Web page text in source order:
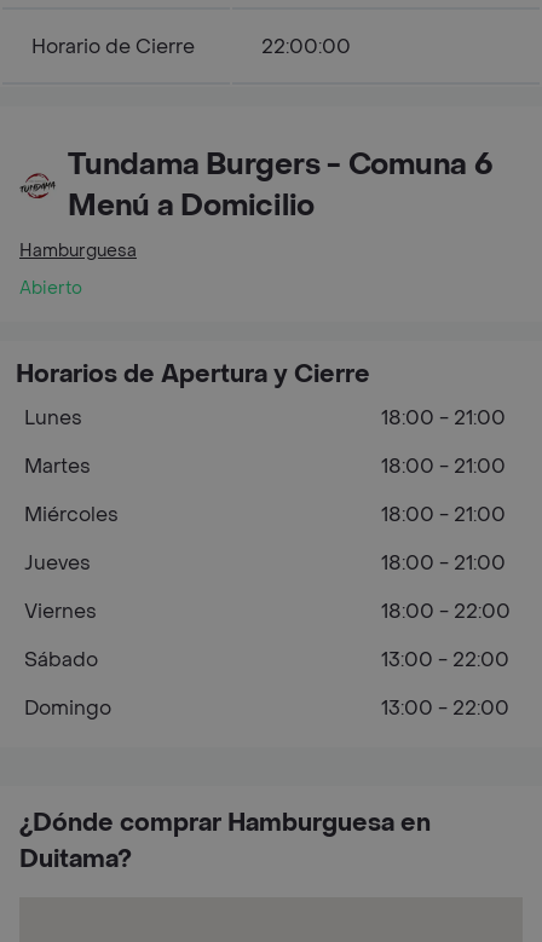
Horario de Cierre 22:00:00
Tundama Burgers - Comuna 6
Menú a Domicilio
Hamburguesa
Abierto
¿Dónde comprar Hamburguesa en
Duitama?
Horarios de Apertura y Cierre
Lunes
18:00 - 21:00
Martes
18:00 - 21:00
Miércoles
18:00 - 21:00
Jueves
18:00 - 21:00
Viernes
18:00 - 22:00
Sábado
13:00 - 22:00
Domingo
13:00 - 22:00